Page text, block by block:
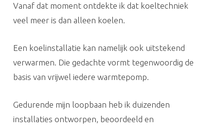
Vanaf dat moment ontdekte ik dat koeltechniek
veel meer is dan alleen koelen.
Een koelinstallatie kan namelijk ook uitstekend
verwarmen. Die gedachte vormt tegenwoordig de
basis van vrijwel iedere warmtepomp.
Gedurende mijn loopbaan heb ik duizenden
installaties ontworpen, beoordeeld en